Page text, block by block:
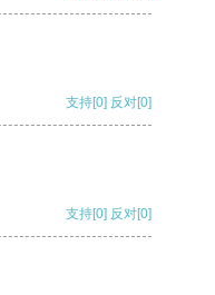
支持[0] 反对[0]
支持[0] 反对[0]